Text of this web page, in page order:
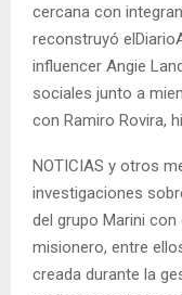
cercana con
reconstruyó
influencer Angie
sociales junto a
con Ramiro Rovira,
NOTICIAS y otros
investigaciones
del grupo Marini
misionero, entre
creada durante la